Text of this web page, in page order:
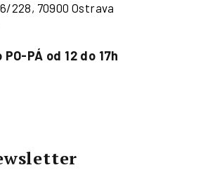
228, 70900 Ostrava
PÁ od 12 do 17h